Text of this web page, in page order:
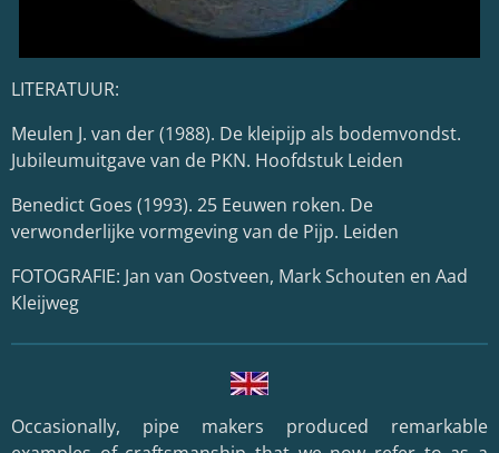
LITERATUUR:
Meulen J. van der (1988). De kleipijp als bodemvondst.
Jubileumuitgave van de PKN. Hoofdstuk Leiden
Benedict Goes (1993). 25 Eeuwen roken. De
verwonderlijke vormgeving van de Pijp. Leiden
FOTOGRAFIE: Jan van Oostveen, Mark Schouten en Aad
Kleijweg
Occasionally, pipe makers produced remarkable